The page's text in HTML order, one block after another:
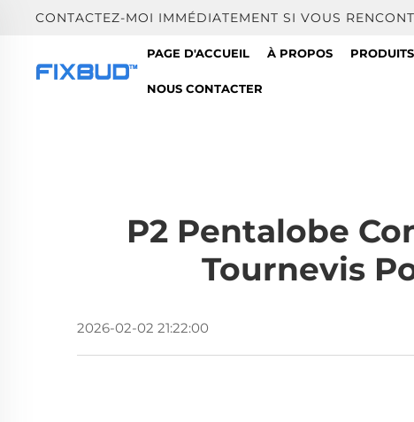
CONTACTEZ-MOI IMMÉDIATEMENT SI VOUS
PAGE D'ACCUEIL À PROPOS PRODUITS
NOUS CONTACTER
P2 Pentalobe
Tournevis
2026-02-02 21:22:00